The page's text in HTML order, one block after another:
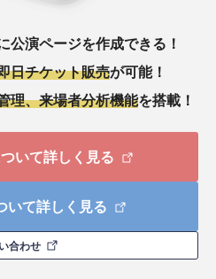
公演ページを作成できる！
日チケット販売が可能！
理、来場者分析機能を搭載！
いて詳しく見る
いて詳しく見る
合わせ